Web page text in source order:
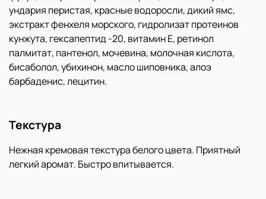
ундария перистая, красные водоросли, дикий ямс,
экстракт фенхеля морского, гидролизат протеинов
кунжута, гексапептид -20, витамин Е, ретинол
палмитат, пантенол, мочевина, молочная кислота,
бисаболол, убихинон, масло шиповника, алоэ
барбаденис, лецитин.
Текстура
Нежная кремовая текстура белого цвета. Приятный
легкий аромат. Быстро впитывается.